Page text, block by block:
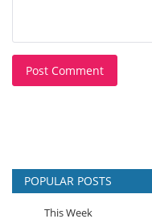
Post Comment
POPULAR POSTS
This Week